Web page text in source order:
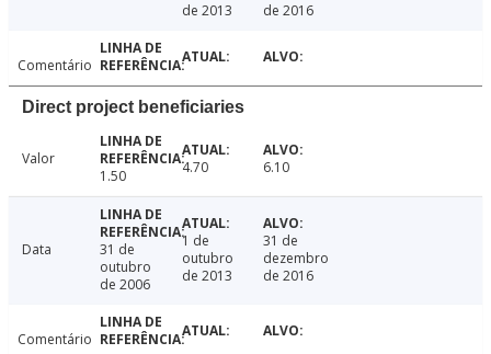
de 2013
de 2016
Comentário
Direct project beneficiaries
Valor
1.50
4.70 6.10
Data
31 de
outubro
de 2006
1 de
outubro
de 2013
31 de
dezembro
de 2016
Comentário